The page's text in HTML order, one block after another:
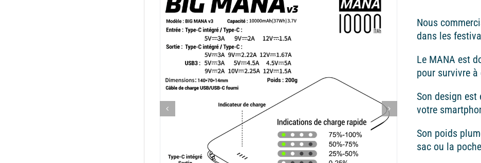
Nous
dans les
Le MANA est
pour survivre
Son design est
votre
Son poids
sac ou la